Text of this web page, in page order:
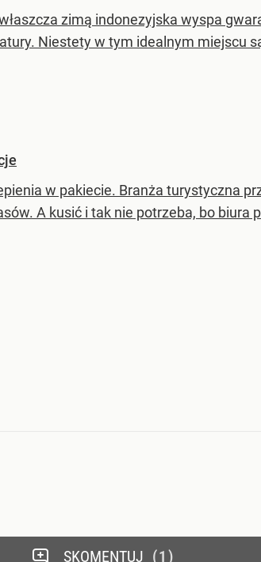
zimą indonezyjska wyspa
Niestety w tym idealnym miejscu
w pakiecie. Branża turystyczna
A kusić i tak nie potrzeba, bo biura
SKOMENTUJ 1